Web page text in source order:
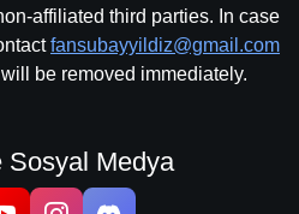
affiliated third parties. In case
fansubayyildiz@gmail.com
be removed immediately.
Sosyal Medya